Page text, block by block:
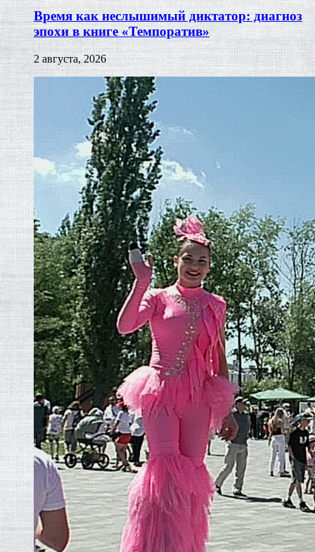
Время как неслышимый диктатор: диагноз
эпохи в книге «Темпоратив»
2 августа, 2026